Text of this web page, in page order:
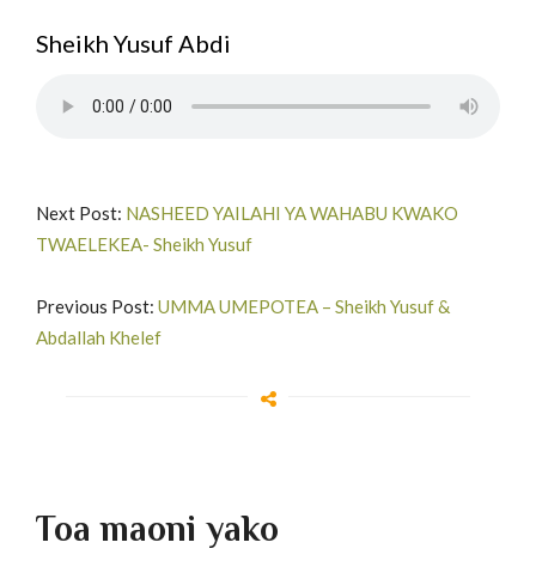
Sheikh Yusuf Abdi
Next Post: NASHEED YAILAHI YA WAHABU KWAKO
TWAELEKEA- Sheikh Yusuf
Previous Post: UMMA UMEPOTEA – Sheikh Yusuf &
Abdallah Khelef
Toa maoni yako